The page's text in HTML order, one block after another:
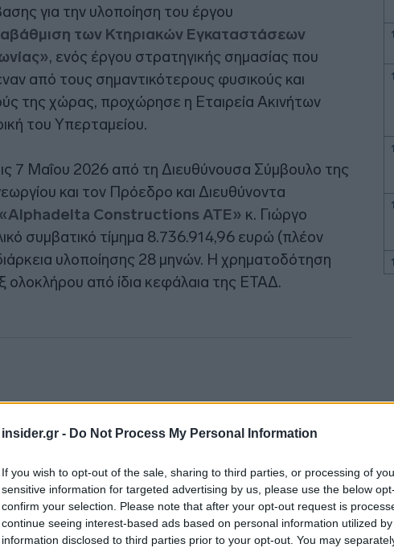
insider.gr - Do Not Process My Personal Information
If you wish to opt-out of the sale, sharing to third parties, or processing of
sensitive information for targeted advertising by us, please use the below
confirm your selection. Please note that after your opt-out request is
continue seeing interest-based ads based on personal information utilized
information disclosed to third parties prior to your opt-out. You may
για την υλοποίηση του έργου
των Κτηριακών Εγκαταστάσεων
, ενός έργου στρατηγικής σημασίας που
από τους σημαντικότερους φυσικούς και
της χώρας, προχώρησε η Εταιρεία Ακινήτων
του Υπερταμείου.
7 Μαΐου 2026 από τη Διευθύνουσα Σύμβουλο της
και τον Πρόεδρο και Διευθύνοντα
«Alphadelta Constructions ΑΤΕ» κ. Γιώργο
συμβατικό τίμημα 8.736.914,96 ευρώ (πλέον
υλοποίησης 28 μηνών. Η χρηματοδότηση
ολοκλήρου από ίδια κεφάλαια της ΕΤΑΔ.